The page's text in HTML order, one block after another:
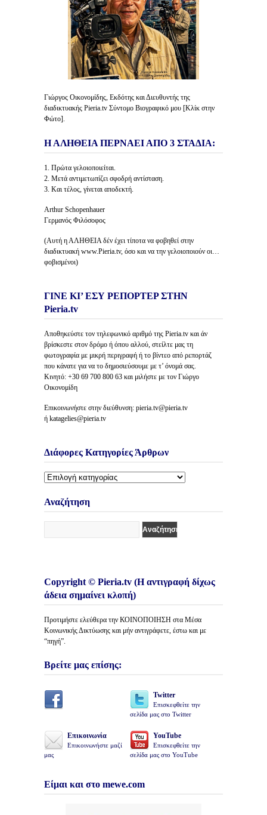
Γιώργος Οικονομίδης, Εκδότης και Διευθυντής της
διαδικτυακής Pieria.tv Σύντομο Βιογραφικό μου [Κλίκ στην
Φώτο].
Η ΑΛΗΘΕΙΑ ΠΕΡΝΑΕΙ ΑΠΟ 3 ΣΤΑΔΙΑ:
1. Πρώτα γελοιοποιείται.
2. Μετά αντιμετωπίζει σφοδρή αντίσταση.
3. Και τέλος, γίνεται αποδεκτή.
Arthur Schopenhauer
Γερμανός Φιλόσοφος
(Αυτή η ΑΛΗΘΕΙΑ δέν έχει τίποτα να φοβηθεί στην
διαδικτυακή www.Pieria.tv, όσο και να την γελοιοποιούν οι…
φοβισμένοι)
ΓΙΝΕ ΚΙ’ ΕΣΥ ΡΕΠΟΡΤΕΡ ΣΤΗΝ
Pieria.tv
Αποθηκεύστε τον τηλεφωνικό αριθμό της Pieria.tv και άν
βρίσκεστε στον δρόμο ή όπου αλλού, στείλτε μας τη
φωτογραφία με μικρή περιγραφή ή το βίντεο από ρεπορτάζ
που κάνατε για να το δημοσιεύσουμε με τ’ όνομά σας.
Κινητό: +30 69 700 800 63 και μιλήστε με τον Γιώργο
Οικονομίδη
Επικοινωνήστε στην διεύθυνση: pieria.tv@pieria.tv
ή katagelies@pieria.tv
Διάφορες Κατηγορίες Άρθρων
Διάφορες
Άρθρων
Αναζήτηση
Copyright © Pieria.tv (Η αντιγραφή δίχως
άδεια σημαίνει κλοπή)
Προτιμήστε ελεύθερα την ΚΟΙΝΟΠΟΙΗΣΗ στα Μέσα
Κοινωνικής Δικτύωσης και μήν αντιγράφετε, έστω και με
“πηγή”.
Βρείτε μας επίσης:
Twitter
Επισκεφθείτε την
σελίδα μας στο Twitter
Επικοινωνία
Επικοινωνήστε μαζί
μας
YouTube
Επισκεφθείτε την
σελίδα μας στο YouTube
Είμαι και στο mewe.com